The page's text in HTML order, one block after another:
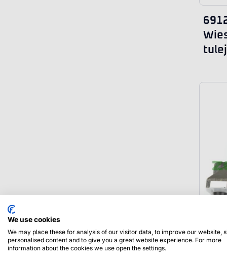
We use cookies
We may place these for analysis of our visitor data, to improve our website,
personalised content and to give you a great website experience. For more
information about the cookies we use open the settings.